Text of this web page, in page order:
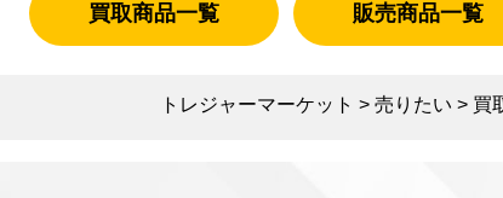
買取商品一覧 販売商品一覧
トレジャーマーケット > 売りたい > 買